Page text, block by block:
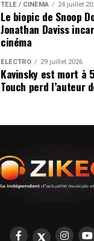
TÉLÉ / CINÉMA 24 juillet
Le biopic de Snoop
Jonathan Daviss
cinéma
ÉLECTRO 29 juillet 2026
Kavinsky est mort à
Touch perd l’auteur